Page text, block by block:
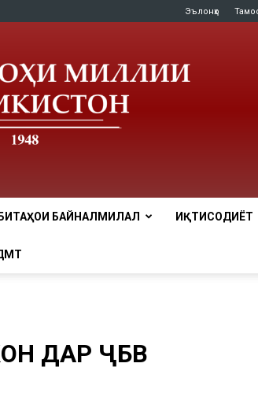
Эълонҳо
БАЙНАЛМИЛАЛӢ ИҚТИСОДИЁТ
ДАР ҶБВ